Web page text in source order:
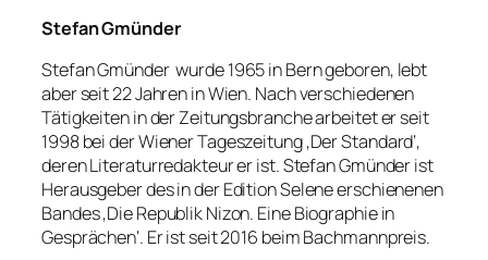
Stefan Gmünder
Stefan Gmünder wurde 1965 in Bern geboren, lebt
aber seit 22 Jahren in Wien. Nach verschiedenen
Tätigkeiten in der Zeitungsbranche arbeitet er seit
1998 bei der Wiener Tageszeitung ‚Der Standard‘,
deren Literaturredakteur er ist. Stefan Gmünder ist
Herausgeber des in der Edition Selene erschienenen
Bandes ‚Die Republik Nizon. Eine Biographie in
Gesprächen‘. Er ist seit 2016 beim Bachmannpreis.